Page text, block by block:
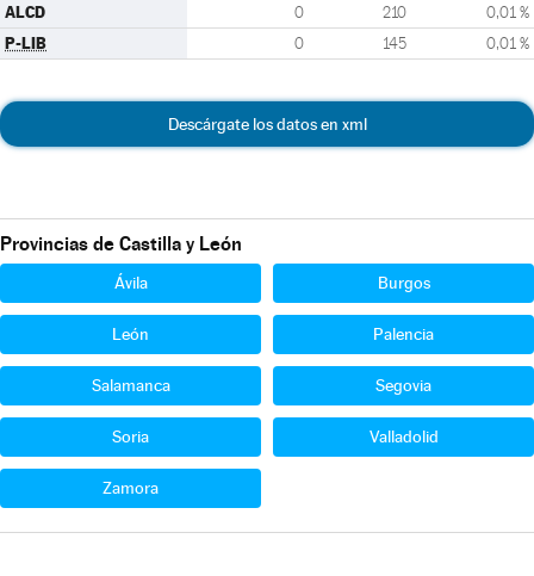
ALCD 0 210 0,01 %
P-LIB 0 145 0,01 %
Descárgate los datos en xml
Provincias de Castilla y León
Ávila Burgos
León Palencia
Salamanca Segovia
Soria Valladolid
Zamora